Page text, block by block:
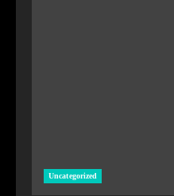
Uncategorized